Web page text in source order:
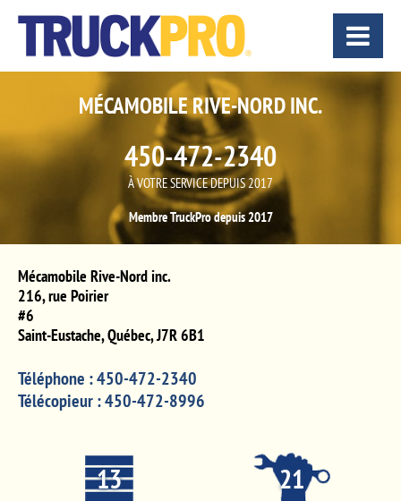
MÉCAMOBILE RIVE-NORD INC.
450-472-2340
À VOTRE SERVICE DEPUIS 2017
Membre TruckPro depuis 2017
Mécamobile Rive-Nord inc.
216, rue Poirier
#6
Saint-Eustache,Québec,J7R 6B1
Téléphone :450-472-2340
Télécopieur :450-472-8996
13 21